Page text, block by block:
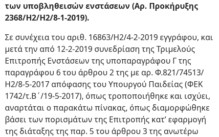
των υποβληθεισών ενστάσεων (Αρ. Προκήρυξης
2368/Η2/Η2/8-1-2019).
Σε συνέχεια του αριθ. 16863/Η2/4-2-2019 εγγράφου, και
μετά την από 12-2-2019 συνεδρίαση της Τριμελούς
Επιτροπής Ενστάσεων της υποπαραγράφου Γ της
παραγράφου 6 του άρθρου 2 της με αρ. Φ.821/74513/
Η2/8-5-2017 απόφασης του Υπουργού Παιδείας (ΦΕΚ
1742/τ.Β΄/19-5-2017), όπως τροποποιήθηκε και ισχύει,
αναρτάται ο παρακάτω πίνακας, όπως διαμορφώθηκε
βάσει των πορισμάτων της Επιτροπής κατ’ εφαρμογή
της διάταξης της παρ. 5 του άρθρου 3 της ανωτέρω